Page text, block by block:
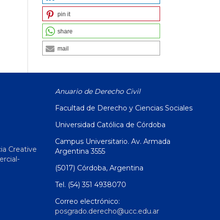
pin it
share
mail
Creative
Anuario de Derecho Civil
Facultad de Derecho y Ciencias Sociales
Universidad Católica de Córdoba
Campus Universitario. Av. Armada
Argentina 3555
(5017) Córdoba, Argentina
Tel. (54) 351 4938070
Correo electrónico:
posgrado.derecho@ucc.edu.ar